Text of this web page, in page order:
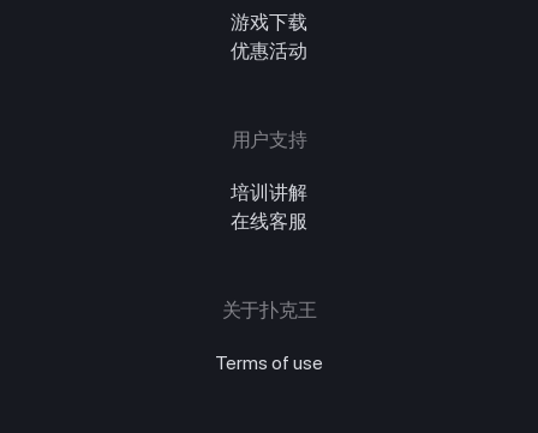
游戏下载
优惠活动
用户支持
培训讲解
在线客服
关于扑克王
Terms of use